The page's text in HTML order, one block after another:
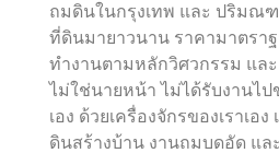
ถมดินในกรุงเทพ และ ปริมณ
ที่ดินมายาวนาน ราคามาตรา
ทำงานตามหลักวิศวกรรม แล
ไม่ใช่นายหน้า ไม่ได้รับงานไป
เอง ด้วยเครื่องจักรของเราเ
ดินสร้างบ้าน งานถมบดอัด แ